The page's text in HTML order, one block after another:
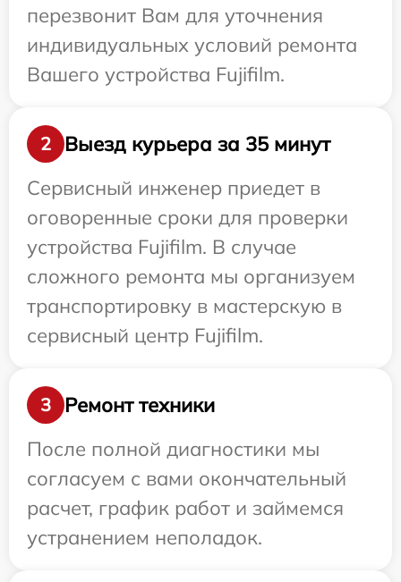
перезвонит Вам для уточнения
индивидуальных условий ремонта
Вашего устройства Fujifilm.
2
Выезд курьера за 35 минут
Сервисный инженер приедет в
оговоренные сроки для проверки
устройства Fujifilm. В случае
сложного ремонта мы организуем
транспортировку в мастерскую в
сервисный центр Fujifilm.
3
Ремонт техники
После полной диагностики мы
согласуем с вами окончательный
расчет, график работ и займемся
устранением неполадок.